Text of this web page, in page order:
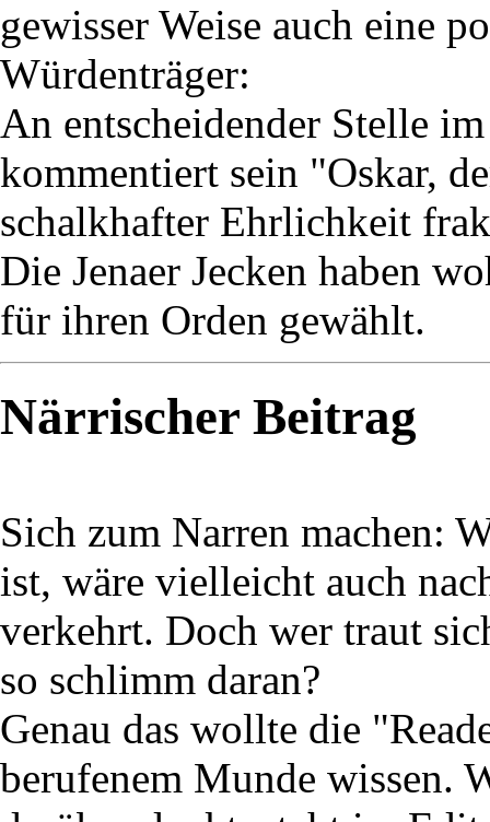
gewisser Weise auch eine
Würdenträger:
An entscheidender Stelle
kommentiert sein "Oskar,
schalkhafter Ehrlichkeit
Die Jenaer Jecken haben
für ihren Orden gewählt.
Närrischer Beitrag
Sich zum Narren machen:
ist, wäre vielleicht auch
verkehrt. Doch wer traut
so schlimm daran?
Genau das wollte die
berufenem Munde wissen.